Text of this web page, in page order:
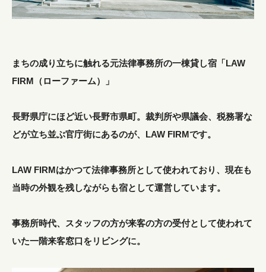
まちの成り立ちに触れる元法律事務所の一棟貸し宿「LAW
FIRM（ローファーム）」
長野県庁にほど近い長野市県町。裁判所や県議会、税務署な
どが立ち並ぶ官庁街にあるのが、LAW FIRMです。
LAW FIRMはかつて法律事務所として使われており、現在も
当時の外観を残しながらも宿として運営しています。
事務所時代、スタッフの方が来客の方の受付として使われて
いた一階来客窓口をリビングに。